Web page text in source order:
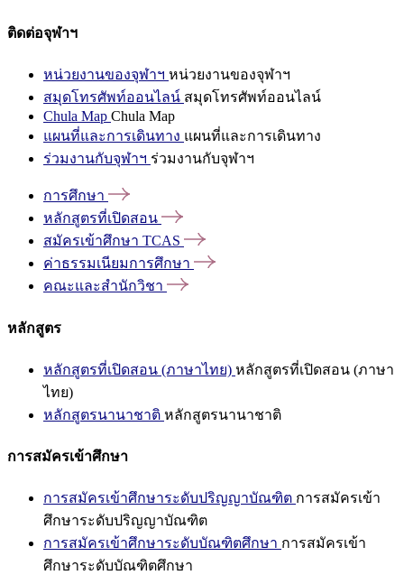
ติดต่อจุฬาฯ
หน่วยงานของจุฬาฯ หน่วยงานของจุฬาฯ
สมุดโทรศัพท์ออนไลน์ สมุดโทรศัพท์ออนไลน์
Chula Map Chula Map
แผนที่และการเดินทาง แผนที่และการเดินทาง
ร่วมงานกับจุฬาฯ ร่วมงานกับจุฬาฯ
การศึกษา
หลักสูตรที่เปิดสอน
สมัครเข้าศึกษา TCAS
ค่าธรรมเนียมการศึกษา
คณะและสำนักวิชา
หลักสูตร
หลักสูตรที่เปิดสอน (ภาษาไทย) หลักสูตรที่เปิดสอน (ภาษา
ไทย)
หลักสูตรนานาชาติ หลักสูตรนานาชาติ
การสมัครเข้าศึกษา
การสมัครเข้าศึกษาระดับปริญญาบัณฑิต การสมัครเข้า
ศึกษาระดับปริญญาบัณฑิต
การสมัครเข้าศึกษาระดับบัณฑิตศึกษา การสมัครเข้า
ศึกษาระดับบัณฑิตศึกษา